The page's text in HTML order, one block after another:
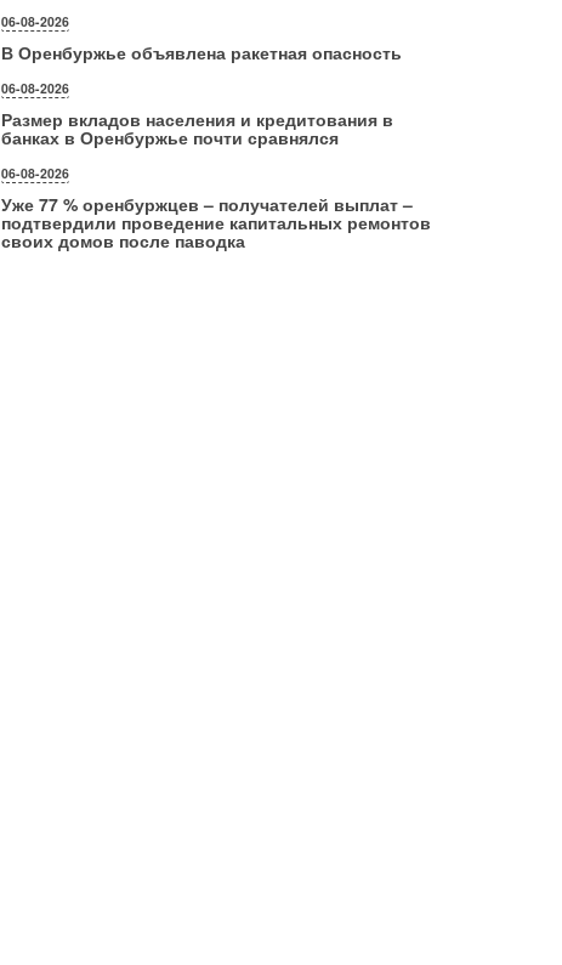
06-08-2026
В Оренбуржье объявлена ракетная опасность
06-08-2026
Размер вкладов населения и кредитования в
банках в Оренбуржье почти сравнялся
06-08-2026
Уже 77 % оренбуржцев – получателей выплат –
подтвердили проведение капитальных ремонтов
своих домов после паводка